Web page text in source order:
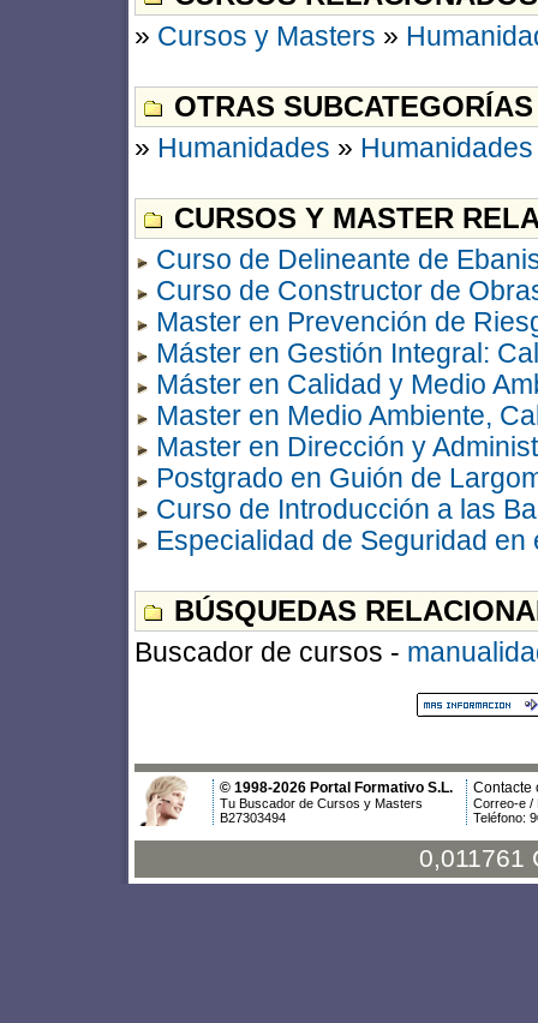
» Cursos y Masters »
OTRAS
» Humanidades »
CURSOS Y MASTER
Curso de Delineante de
Curso de Constructor de
Master en Prevención de
Máster en Gestión Integral:
Máster en Calidad y Medio
Master en Medio Ambiente,
Master en Dirección y
Postgrado en Guión de
Curso de Introducción a las
Especialidad de Seguridad en
BÚSQUEDAS
Buscador de cursos -
© 1998-2026 Portal Formativo S.L.
Tu Buscador de Cursos y Masters
B27303494
Contacte
Correo-e /
Teléfono:
0,011761